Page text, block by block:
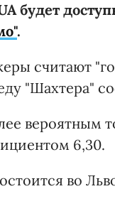
будет
.
считают
"Шахтера"
вероятным
6,30.
во